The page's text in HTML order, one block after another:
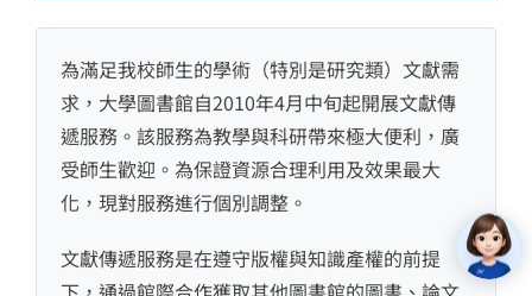
為滿足我校師生的學術（特別是研究類）文獻需
求，大學圖書館自2010年4月中旬起開展文獻傳
遞服務。該服務為教學與科研帶來極大便利，廣
受師生歡迎。為保證資源合理利用及效果最大
化，現對服務進行個別調整。
文獻傳遞服務是在遵守版權與知識產權的前提